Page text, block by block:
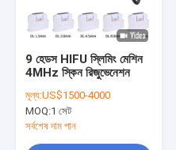
9 হেডস HIFU স্লিমিং মেশিন
4MHz স্কিন রিজুভেনেশন
মূল্য:US$1500-4000
MOQ:1 সেট
সর্বশেষ দাম পান